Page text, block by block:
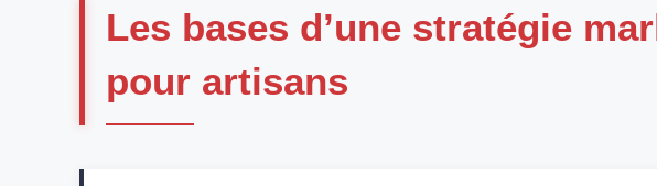
Les bases d’une stratégie
pour artisans